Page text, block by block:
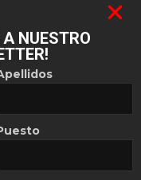
A NUESTRO